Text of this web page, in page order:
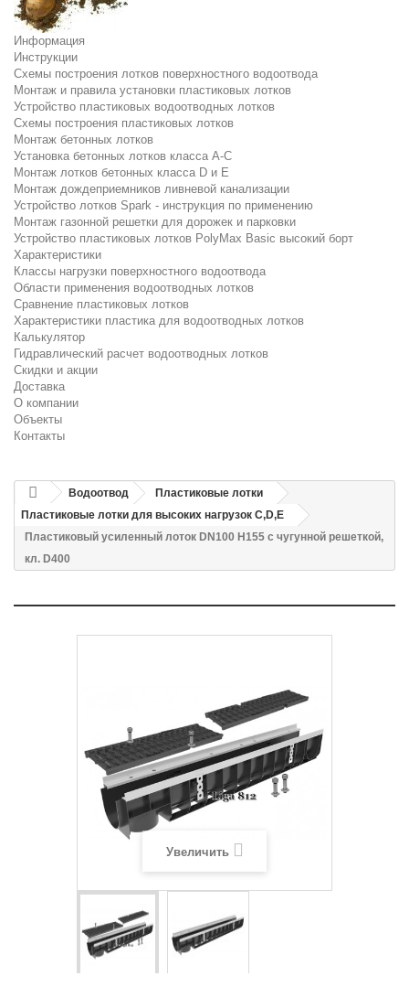
Информация
Инструкции
Схемы построения лотков поверхностного водоотвода
Монтаж и правила установки пластиковых лотков
Устройство пластиковых водоотводных лотков
Схемы построения пластиковых лотков
Монтаж бетонных лотков
Установка бетонных лотков класса A-C
Монтаж лотков бетонных класса D и E
Монтаж дождеприемников ливневой канализации
Устройство лотков Spark - инструкция по применению
Монтаж газонной решетки для дорожек и парковки
Устройство пластиковых лотков PolyMax Basic высокий борт
Характеристики
Классы нагрузки поверхностного водоотвода
Области применения водоотводных лотков
Сравнение пластиковых лотков
Характеристики пластика для водоотводных лотков
Калькулятор
Гидравлический расчет водоотводных лотков
Скидки и акции
Доставка
О компании
Объекты
Контакты
Водоотвод
Пластиковые лотки
Пластиковые лотки для высоких нагрузок C,D,E
Пластиковый усиленный лоток DN100 H155 с чугунной решеткой,
кл. D400
Увеличить